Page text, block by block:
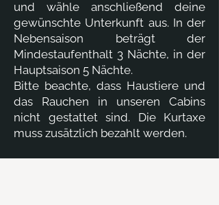
und wähle anschließend deine
gewünschte Unterkunft aus. In der
Nebensaison beträgt der
Mindestaufenthalt 3 Nächte, in der
Hauptsaison 5 Nächte.
Bitte beachte, dass Haustiere und
das Rauchen in unseren Cabins
nicht gestattet sind. Die Kurtaxe
muss zusätzlich bezahlt werden.